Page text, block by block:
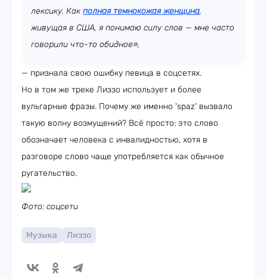
лексику. Как полная темнокожая женщина,
живущая в США, я понимаю силу слов — мне часто
говорили что-то обидное»,
— признала свою ошибку певица в соцсетях.
Но в том же треке Лиззо использует и более
вульгарные фразы. Почему же именно 'spaz' вызвало
такую волну возмущений? Всё просто: это слово
обозначает человека с инвалидностью, хотя в
разговоре слово чаще употребляется как обычное
ругательство.
Фото: соцсети
Музыка Лиззо